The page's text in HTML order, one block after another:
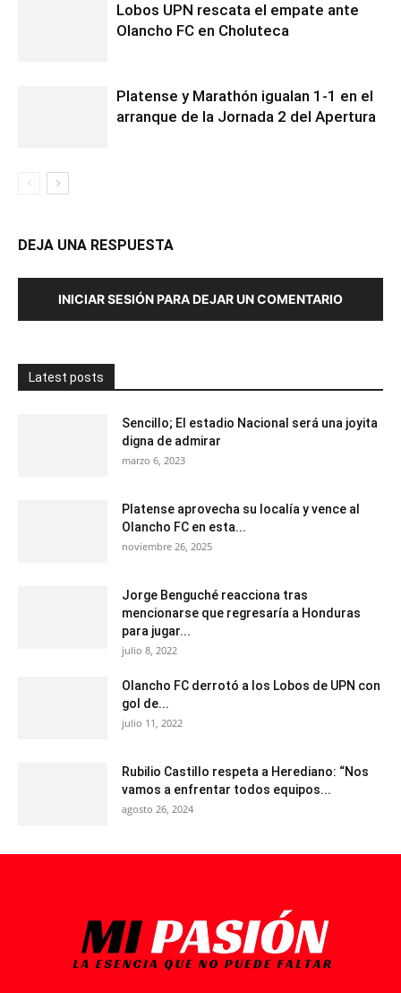
Lobos UPN rescata el empate ante
Olancho FC en Choluteca
Platense y Marathón igualan 1-1 en el
arranque de la Jornada 2 del Apertura
DEJA UNA RESPUESTA
INICIAR SESIÓN PARA DEJAR UN COMENTARIO
Latest posts
Sencillo; El estadio Nacional será una joyita
digna de admirar
marzo 6, 2023
Platense aprovecha su localía y vence al
Olancho FC en esta...
noviembre 26, 2025
Jorge Benguché reacciona tras
mencionarse que regresaría a Honduras
para jugar...
julio 8, 2022
Olancho FC derrotó a los Lobos de UPN con
gol de...
julio 11, 2022
Rubilio Castillo respeta a Herediano: “Nos
vamos a enfrentar todos equipos...
agosto 26, 2024